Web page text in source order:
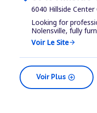
6040 Hillside Center
Looking for
Nolensville, fully
Voir Le Sitearrow_forward
add_circle
Voir Plus